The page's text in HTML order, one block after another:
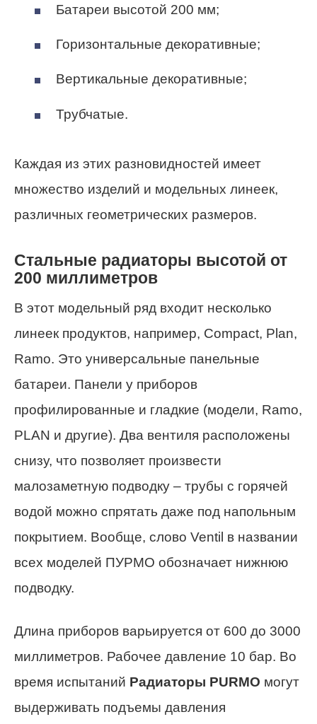
Батареи высотой 200 мм;
Горизонтальные декоративные;
Вертикальные декоративные;
Трубчатые.
Каждая из этих разновидностей имеет
множество изделий и модельных линеек,
различных геометрических размеров.
Стальные радиаторы высотой от
200 миллиметров
В этот модельный ряд входит несколько
линеек продуктов, например, Compact, Plan,
Ramo. Это универсальные панельные
батареи. Панели у приборов
профилированные и гладкие (модели, Ramo,
PLAN и другие). Два вентиля расположены
снизу, что позволяет произвести
малозаметную подводку – трубы с горячей
водой можно спрятать даже под напольным
покрытием. Вообще, слово Ventil в названии
всех моделей ПУРМО обозначает нижнюю
подводку.
Длина приборов варьируется от 600 до 3000
миллиметров. Рабочее давление 10 бар. Во
время испытаний Радиаторы PURMO могут
выдерживать подъемы давления